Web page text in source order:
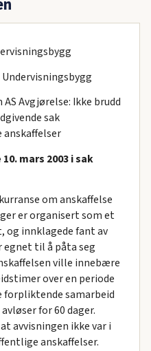
Avgjørelse: Ikke brudd
sak
mars 2003 i sak
om anskaffelse
er organisert som et
og innklagede fant av
egnet til å påta seg
ville innebære
over en periode
forpliktende samarbeid
for 60 dager.
avvisningen ikke var i
anskaffelser.